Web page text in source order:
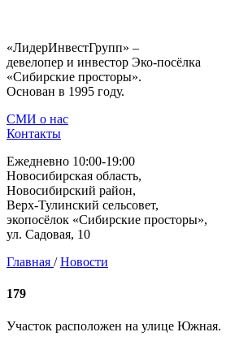
«ЛидерИнвестГрупп» –
девелопер и инвестор Эко-посёлка
«Сибирские просторы».
Основан в 1995 году.
СМИ о нас
Контакты
Ежедневно 10:00-19:00
Новосибирская область,
Новосибирский район,
Верх-Тулинский сельсовет,
экопосёлок «Сибирские просторы»,
ул. Садовая, 10
Главная / Новости
179
Участок расположен на улице Южная.